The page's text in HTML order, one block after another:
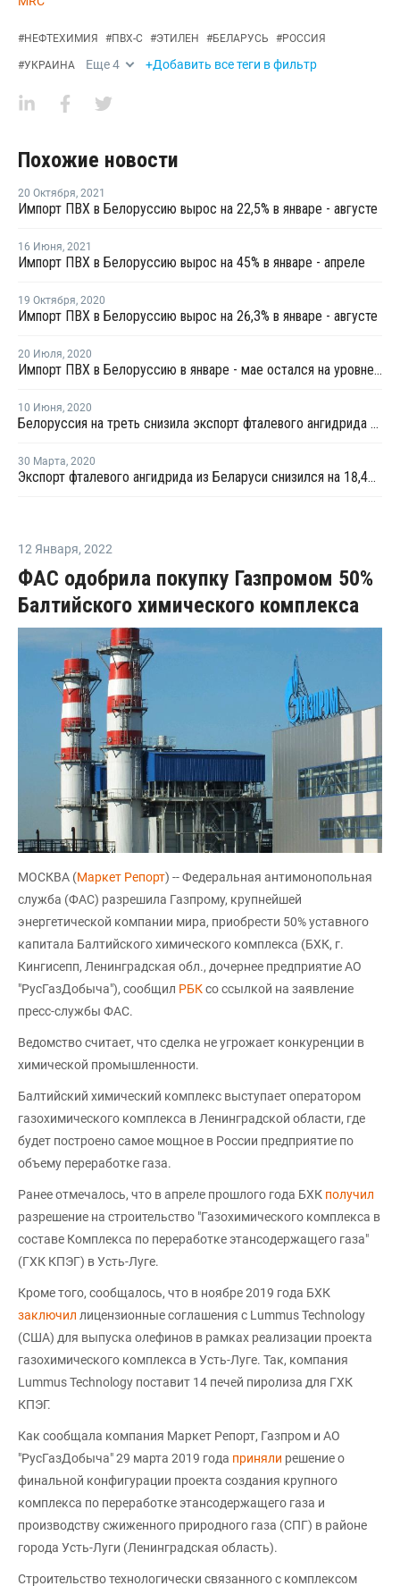
#НЕФТЕХИМИЯ #ПВХ-С #ЭТИЛЕН #БЕЛАРУСЬ #РОССИЯ
#УКРАИНА Еще4 +Добавить все теги в фильтр
Похожие новости
20 Октября, 2021
Импорт ПВХ в Белоруссию вырос на 22,5% в январе - августе
16 Июня, 2021
Импорт ПВХ в Белоруссию вырос на 45% в январе - апреле
19 Октября, 2020
Импорт ПВХ в Белоруссию вырос на 26,3% в январе - августе
20 Июля, 2020
Импорт ПВХ в Белоруссию в январе - мае остался на уровне 2019 года
10 Июня, 2020
Белоруссия на треть снизила экспорт фталевого ангидрида в первом квартале
30 Марта, 2020
Экспорт фталевого ангидрида из Беларуси снизился на 18,4% в январе
12 Января, 2022
ФАС одобрила покупку Газпромом 50%
Балтийского химического комплекса
МОСКВА (Маркет Репорт) -- Федеральная антимонопольная
служба (ФАС) разрешила Газпрому, крупнейшей
энергетической компании мира, приобрести 50% уставного
капитала Балтийского химического комплекса (БХК, г.
Кингисепп, Ленинградская обл., дочернее предприятие АО
"РусГазДобыча"), сообщил РБКсо ссылкой на заявление
пресс-службы ФАС.
Ведомство считает, что сделка не угрожает конкуренции в
химической промышленности.
Балтийский химический комплекс выступает оператором
газохимического комплекса в Ленинградской области, где
будет построено самое мощное в России предприятие по
объему переработке газа.
Ранее отмечалось, что в апреле прошлого года БХК получил
разрешение на строительство "Газохимического комплекса в
составе Комплекса по переработке этансодержащего газа"
(ГХК КПЭГ) в Усть-Луге.
Кроме того, сообщалось, что в ноябре 2019 года БХК
заключил лицензионные соглашения с Lummus Technology
(США) для выпуска олефинов в рамках реализации проекта
газохимического комплекса в Усть-Луге. Так, компания
Lummus Technology поставит 14 печей пиролиза для ГХК
КПЭГ.
Как сообщала компания Маркет Репорт, Газпром и АО
"РусГазДобыча" 29 марта 2019 года приняли решение о
финальной конфигурации проекта создания крупного
комплекса по переработке этансодержащего газа и
производству сжиженного природного газа (СПГ) в районе
города Усть-Луги (Ленинградская область).
Строительство технологически связанного с комплексом